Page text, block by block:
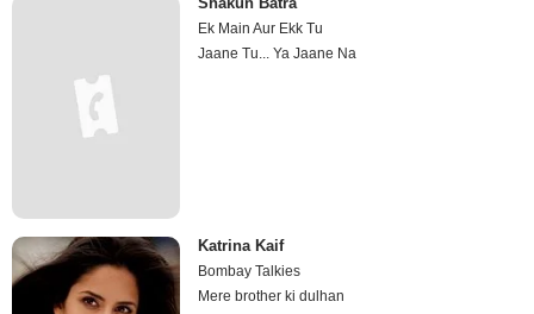
Ek Main Aur Ekk Tu
Jaane Tu... Ya Jaane Na
Katrina Kaif
Bombay Talkies
Mere brother ki dulhan